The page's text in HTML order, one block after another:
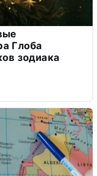
Глоба
зодиака